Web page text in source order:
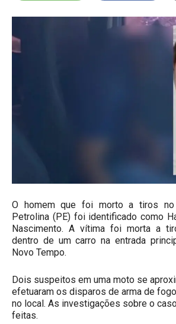
O homem que foi morto a tiros no
Petrolina (PE) foi identificado como
Nascimento. A vítima foi morta a
dentro de um carro na entrada
Novo Tempo.
Dois suspeitos em uma moto se
efetuaram os disparos de arma de
no local. As investigações sobre o
feitas.